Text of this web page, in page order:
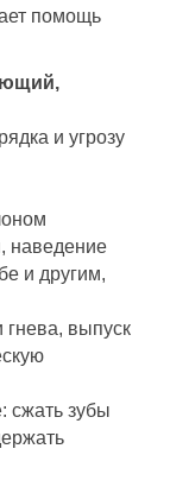
помощь
и угрозу
наведение
и другим,
выпуск
сжать зубы